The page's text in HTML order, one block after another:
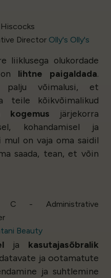
Hiscocks
Director Olly's Olly's
liiklusega olukordade
lihtne paigaldada.
palju võimalusi, et
teile kõikvõimalikud
kogemus järjekorra
kohandamisel ja
mul on vaja oma saidil
saada, tean, et võin
C - Administrative
Beauty
ja kasutajasõbralik
ja ootamatute
ja suhtlemine